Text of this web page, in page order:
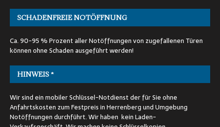
SCHADENFREIE NOTÖFFNUNG
Ca. 90-95 % Prozent aller Notöffnungen von zugefallenen Türen
können ohne Schaden ausgeführt werden!
HINWEIS *
Wir sind ein mobiler Schlüssel-Notdienst der für Sie ohne
Anfahrtskosten zum Festpreis in Herrenberg und Umgebung
Notöffnungen durchführt. Wir haben kein Laden-